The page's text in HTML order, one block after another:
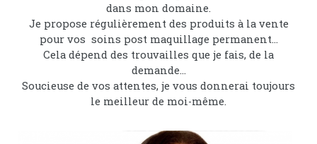
dans mon domaine.
Je propose régulièrement des produits à la vente
pour vos soins post maquillage permanent…
Cela dépend des trouvailles que je fais, de la
demande…
Soucieuse de vos attentes, je vous donnerai toujours
le meilleur de moi-même.